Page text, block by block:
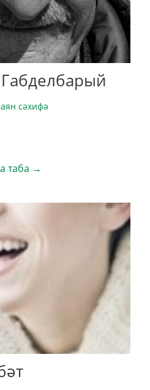
сәхифә
таба →